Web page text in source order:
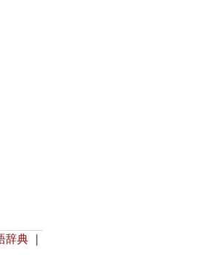
辞典